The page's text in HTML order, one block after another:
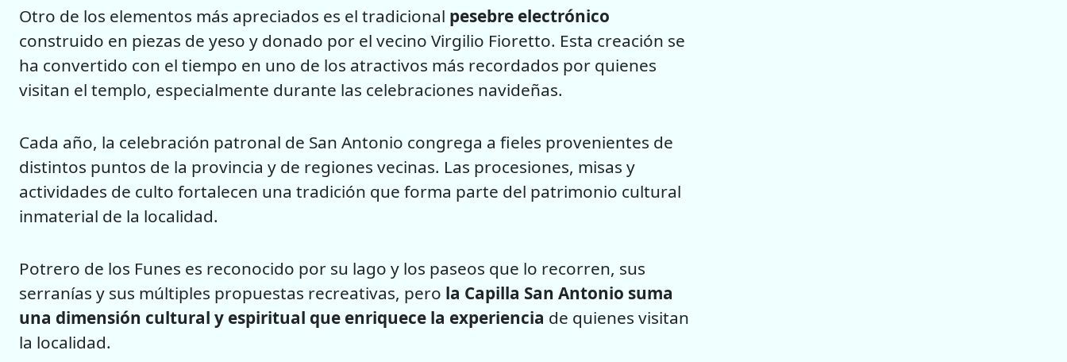
Otro de los elementos más apreciados es el tradicional pesebre electrónico
construido en piezas de yeso y donado por el vecino Virgilio Fioretto. Esta creación se
ha convertido con el tiempo en uno de los atractivos más recordados por quienes
visitan el templo, especialmente durante las celebraciones navideñas.
Cada año, la celebración patronal de San Antonio congrega a fieles provenientes de
distintos puntos de la provincia y de regiones vecinas. Las procesiones, misas y
actividades de culto fortalecen una tradición que forma parte del patrimonio cultural
inmaterial de la localidad.
Potrero de los Funes es reconocido por su lago y los paseos que lo recorren, sus
serranías y sus múltiples propuestas recreativas, pero la Capilla San Antonio suma
una dimensión cultural y espiritual que enriquece la experiencia de quienes visitan
la localidad.